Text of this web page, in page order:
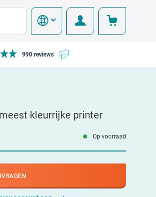
990 reviews
kleurrijke printer
Op voorraad